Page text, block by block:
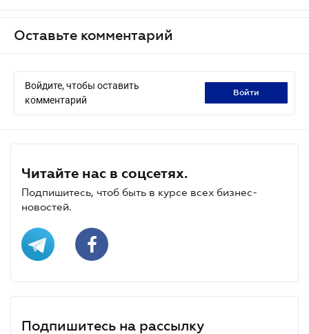
Оставьте комментарий
Войдите, чтобы оставить
комментарий
войти
Читайте нас в соцсетях.
Подпишитесь, чтоб быть в курсе всех бизнес-
новостей.
Подпишитесь на рассылку